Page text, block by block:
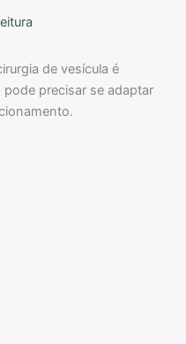
de vesícula é
precisar se adaptar